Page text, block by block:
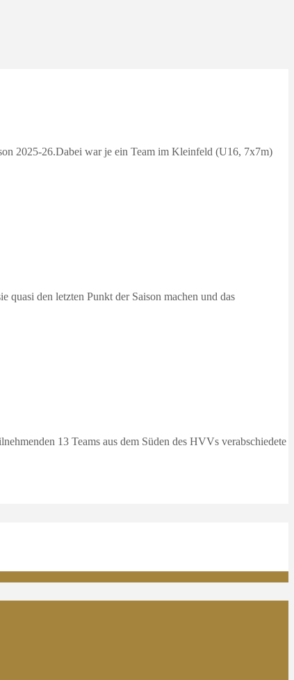
2025-26.Dabei war je ein Team im Kleinfeld (U16, 7x7m)
quasi den letzten Punkt der Saison machen und das
13 Teams aus dem Süden des HVVs verabschiedete